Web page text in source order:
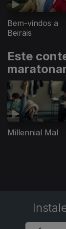
Bem-vindos a
Beirais
Este
Millennial Mal